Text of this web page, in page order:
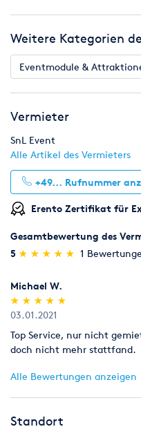
Variante 2 - LOVE-Letters
Mit den farbigen LED-
möglich. Jeder Buchstabe
Wir passen die Farben
Die Buchstaben werden in
Veranstaltung durch unser
angeliefert und aufgebaut.
Es gelten unsere
Lieferbedingungen.
Weitere Kategorien
Eventmodule &
Vermieter
SnL Event
Alle Artikel des Vermieters
+49... Rufnummer
Erento Zertifikat für
Gesamtbewertung des
5 (*)
★
★
(*) ★
★
(*) ★
★
(*) ★
★
(*) ★
★ 1
Michael W.
(*)
★
★
(*) ★
★
(*) ★
★
(*) ★
★
(*) ★
★
03.01.2021
Top Service, nur nicht
doch nicht mehr stattfand.
Alle Bewertungen anzeigen
Standort